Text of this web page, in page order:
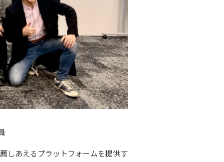
しあえるプラットフォームを提供す